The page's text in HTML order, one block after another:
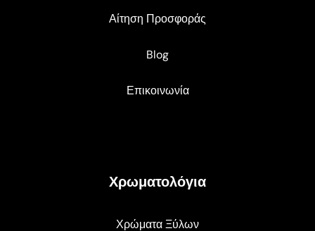
Αίτηση Προσφοράς
Blog
Επικοινωνία
Χρωματολόγια
Χρώματα Ξύλων